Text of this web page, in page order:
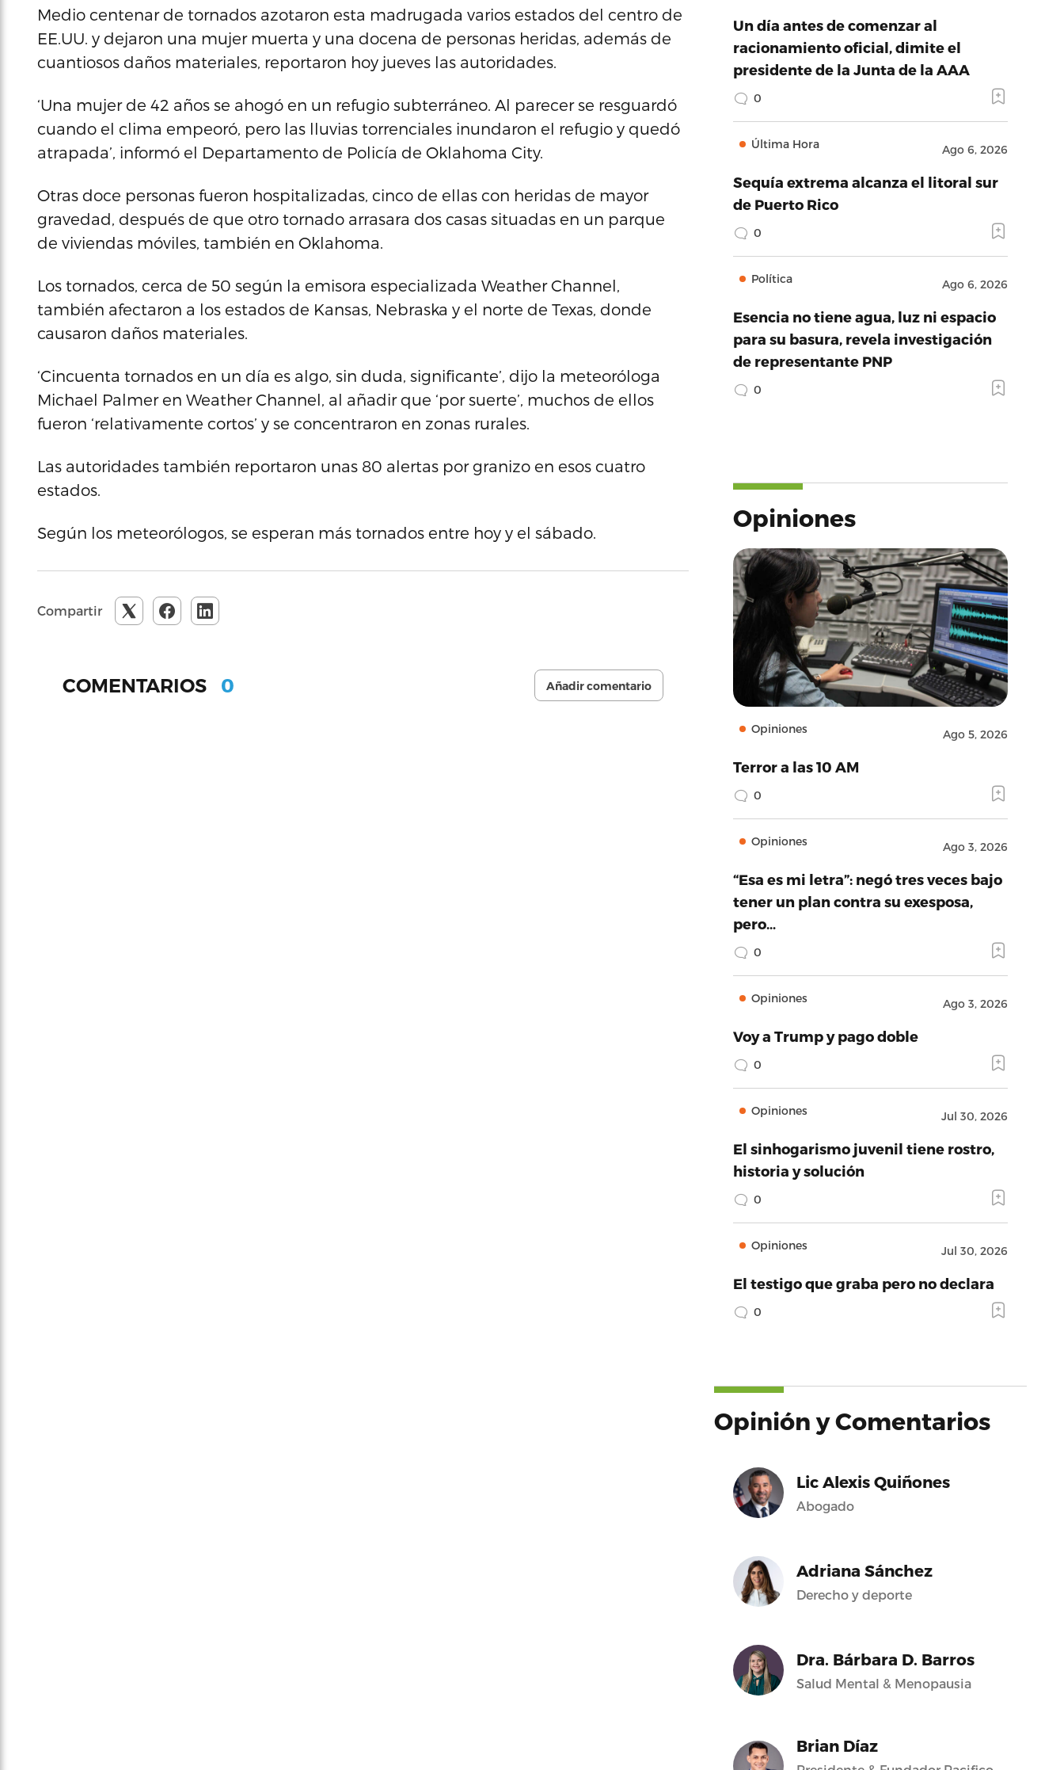
Medio centenar de tornados azotaron esta madrugada varios estados del centro de
EE.UU. y dejaron una mujer muerta y una docena de personas heridas, además de
cuantiosos daños materiales, reportaron hoy jueves las autoridades.
‘Una mujer de 42 años se ahogó en un refugio subterráneo. Al parecer se resguardó
cuando el clima empeoró, pero las lluvias torrenciales inundaron el refugio y quedó
atrapada’, informó el Departamento de Policía de Oklahoma City.
Otras doce personas fueron hospitalizadas, cinco de ellas con heridas de mayor
gravedad, después de que otro tornado arrasara dos casas situadas en un parque
de viviendas móviles, también en Oklahoma.
Los tornados, cerca de 50 según la emisora especializada Weather Channel,
también afectaron a los estados de Kansas, Nebraska y el norte de Texas, donde
causaron daños materiales.
‘Cincuenta tornados en un día es algo, sin duda, significante’, dijo la meteoróloga
Michael Palmer en Weather Channel, al añadir que ‘por suerte’, muchos de ellos
fueron ‘relativamente cortos’ y se concentraron en zonas rurales.
Las autoridades también reportaron unas 80 alertas por granizo en esos cuatro
estados.
Según los meteorólogos, se esperan más tornados entre hoy y el sábado.
Compartir
COMENTARIOS 0 Añadir comentario
Un día antes de comenzar al
racionamiento oficial, dimite el
presidente de la Junta de la AAA
0
Última Hora Ago 6, 2026
Sequía extrema alcanza el litoral sur
de Puerto Rico
0
Política Ago 6, 2026
Esencia no tiene agua, luz ni espacio
para su basura, revela investigación
de representante PNP
0
Opiniones
Opiniones Ago 5, 2026
Terror a las 10 AM
0
Opiniones Ago 3, 2026
“Esa es mi letra”: negó tres veces bajo
tener un plan contra su exesposa,
pero…
0
Opiniones Ago 3, 2026
Voy a Trump y pago doble
0
Opiniones Jul 30, 2026
El sinhogarismo juvenil tiene rostro,
historia y solución
0
Opiniones Jul 30, 2026
El testigo que graba pero no declara
0
Opinión y Comentarios
Lic Alexis Quiñones
Abogado
Adriana Sánchez
Derecho y deporte
Dra. Bárbara D. Barros
Salud Mental & Menopausia
Brian Díaz